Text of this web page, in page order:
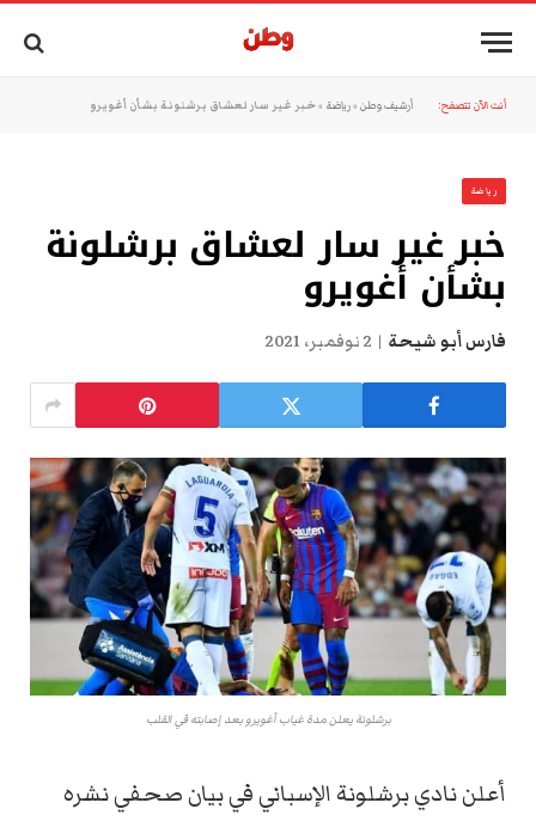
أنت الآن تتصفح: أرشيف وطن »رياضة »خبر غير سار لعشاق برشلونة بشأن أغويرو
رياضة
خبر غير سار لعشاق برشلونة
بشأن أغويرو
فارس أبو شيحة 2 نوفمبر، 2021
برشلونة يعلن مدة غياب أغويرو بعد إصابته في القلب
أعلن نادي برشلونة الإسباني في بيان صحفي نشره